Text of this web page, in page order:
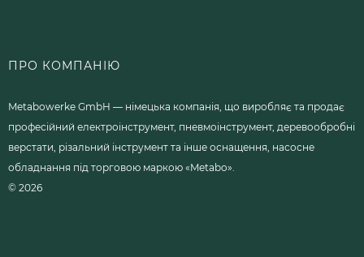
ПРО КОМПАНІЮ
Metabowerke GmbH — німецька компанія, що виробляє та продає
професійний електроінструмент, пневмоінструмент, деревообробні
верстати, різальний інструмент та інше оснащення, насосне
обладнання під торговою маркою «Metabo».
© 2026